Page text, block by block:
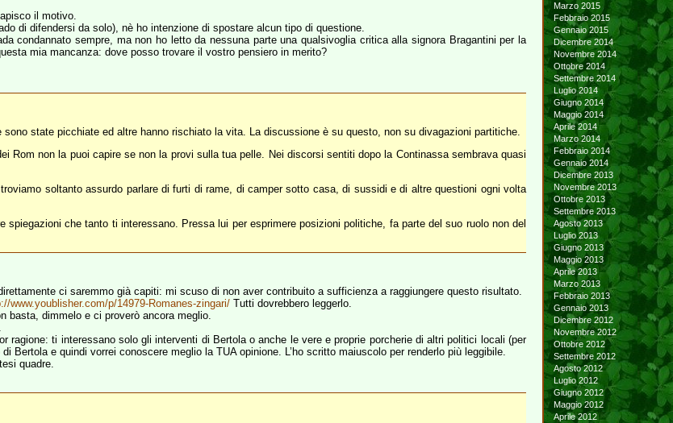
il motivo.
di difendersi da solo), nè ho intenzione di spostare alcun tipo di questione.
condannato sempre, ma non ho letto da nessuna parte una qualsivoglia critica alla signora Bragantini per la
mia mancanza: dove posso trovare il vostro pensiero in merito?
state picchiate ed altre hanno rischiato la vita. La discussione è su questo, non su divagazioni partitiche.
Rom non la puoi capire se non la provi sulla tua pelle. Nei discorsi sentiti dopo la Continassa sembrava quasi
soltanto assurdo parlare di furti di rame, di camper sotto casa, di sussidi e di altre questioni ogni volta
che tanto ti interessano. Pressa lui per esprimere posizioni politiche, fa parte del suo ruolo non del
ci saremmo già capiti: mi scuso di non aver contribuito a sufficienza a raggiungere questo risultato.
www.youblisher.com/p/14979-Romanes-zingari/ Tutti dovrebbero leggerlo.
basta, dimmelo e ci proverò ancora meglio.
ragione: ti interessano solo gli interventi di Bertola o anche le vere e proprie porcherie di altri politici locali (per
Bertola e quindi vorrei conoscere meglio la TUA opinione. L’ho scritto maiuscolo per renderlo più leggibile.
quadre.
Marzo 2015
Febbraio 2015
Gennaio 2015
Dicembre 2014
Novembre 2014
Ottobre 2014
Settembre 2014
Luglio 2014
Giugno 2014
Maggio 2014
Aprile 2014
Marzo 2014
Febbraio 2014
Gennaio 2014
Dicembre 2013
Novembre 2013
Ottobre 2013
Settembre 2013
Agosto 2013
Luglio 2013
Giugno 2013
Maggio 2013
Aprile 2013
Marzo 2013
Febbraio 2013
Gennaio 2013
Dicembre 2012
Novembre 2012
Ottobre 2012
Settembre 2012
Agosto 2012
Luglio 2012
Giugno 2012
Maggio 2012
Aprile 2012